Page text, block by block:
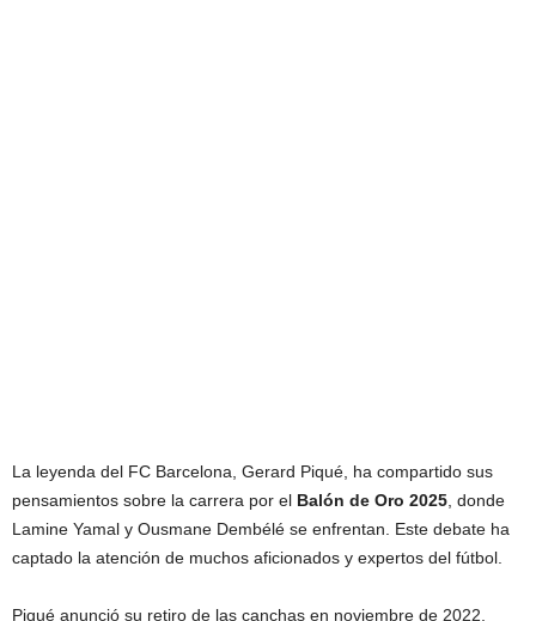
La leyenda del FC Barcelona, Gerard Piqué, ha compartido sus
pensamientos sobre la carrera por el Balón de Oro 2025 , donde
Lamine Yamal y Ousmane Dembélé se enfrentan. Este debate ha
captado la atención de muchos aficionados y expertos del fútbol.
Piqué anunció su retiro de las canchas en noviembre de 2022,